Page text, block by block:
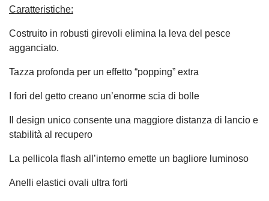
Caratteristiche:
Costruito in robusti girevoli elimina la leva del pesce
agganciato.
Tazza profonda per un effetto “popping” extra
I fori del getto creano un’enorme scia di bolle
Il design unico consente una maggiore distanza di lancio e
stabilità al recupero
La pellicola flash all’interno emette un bagliore luminoso
Anelli elastici ovali ultra forti